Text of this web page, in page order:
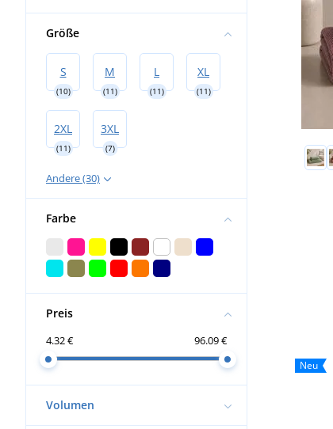
Größe
S
(10)
M
(11)
L
(11)
XL
(11)
2XL
(11)
3XL
(7)
Andere (30)
Farbe
Preis
4.32 € 96.09 €
Volumen
Neu